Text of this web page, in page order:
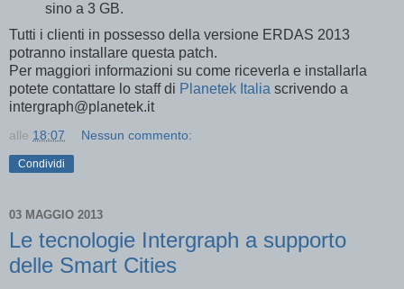
sino a 3 GB.
Tutti i clienti in possesso della versione ERDAS 2013
potranno installare questa patch.
Per maggiori informazioni su come riceverla e installarla
potete contattare lo staff di Planetek Italia scrivendo a
intergraph@planetek.it
alle 18:07 Nessun commento:
Condividi
03 MAGGIO 2013
Le tecnologie Intergraph a supporto
delle Smart Cities